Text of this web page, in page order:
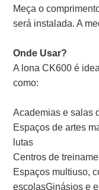
Meça o
será instalada. A
Onde Usar?
A lona CK600 é
como:
Academias e salas
Espaços de artes
lutas
Centros de
Espaços multiuso,
escolasGinásios e